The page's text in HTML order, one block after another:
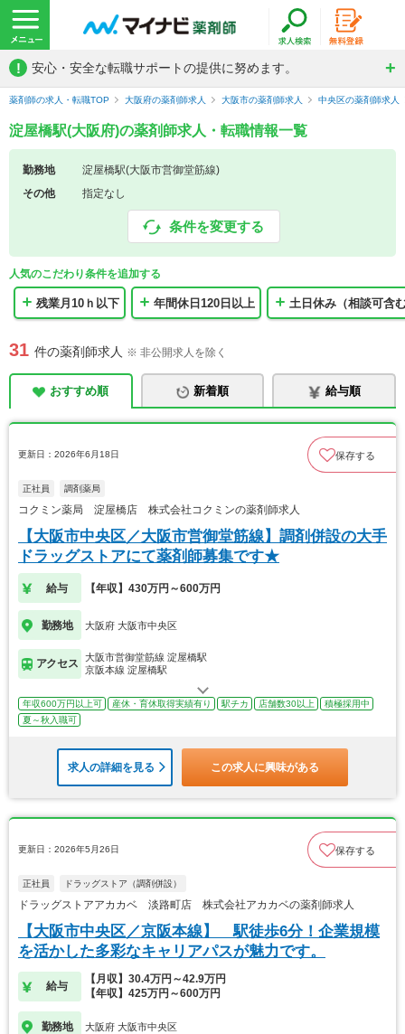
! 安心・安全な転職サポートの提供に努めます。
薬剤師の求人・転職TOP 大阪府の薬剤師求人 大阪市の薬剤師求人 中央区の薬剤師求人
淀屋橋駅(大阪府)の薬剤師求人・転職情報一覧
勤務地
淀屋橋駅(大阪市営御堂筋線)
その他
指定なし
条件を変更する
人気のこだわり条件を追加する
残業月10ｈ以下 年間休日120日以上 土日休み（相談可含
31 件の薬剤師求人 ※ 非公開求人を除く
おすすめ順 新着順 給与順
更新日：2026年6月18日 保存する
正社員 調剤薬局
コクミン薬局 淀屋橋店 株式会社コクミンの薬剤師求人
【大阪市中央区／大阪市営御堂筋線】調剤併設の大手
ドラッグストアにて薬剤師募集です★
給与 【年収】430万円～600万円
勤務地 大阪府 大阪市中央区
アクセス
大阪市営御堂筋線 淀屋橋駅
京阪本線 淀屋橋駅
年収600万円以上可 産休・育休取得実績有り 駅チカ 店舗数30以上
積極採用中
夏～秋入職可
求人の詳細を見る この求人に興味がある
更新日：2026年5月26日 保存する
正社員 ドラッグストア（調剤併設）
ドラッグストアアカカベ 淡路町店 株式会社アカカベの薬剤師求人
【大阪市中央区／京阪本線】 駅徒歩6分！企業規模
を活かした多彩なキャリアパスが魅力です。
給与
【月収】30.4万円～42.9万円
【年収】425万円～600万円
勤務地 大阪府 大阪市中央区